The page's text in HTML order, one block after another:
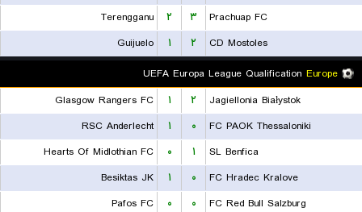
Prachuap FC
۳ ۲
Terengganu
CD Mostoles
۲ ۱
Guijuelo
Europe
UEFA Europa League Qualification
Jagiellonia Białystok
۲ ۱
Glasgow Rangers FC
FC PAOK Thessaloniki
۰ ۱
RSC Anderlecht
SL Benfica
۱ ۰
Hearts Of Midlothian FC
FC Hradec Kralove
۰ ۱
Besiktas JK
FC Red Bull Salzburg
۰ ۰
Pafos FC